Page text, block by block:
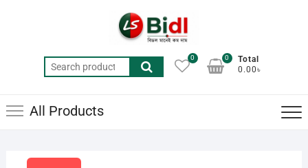
Search
for:
0
Total
0.00৳
0
All Products